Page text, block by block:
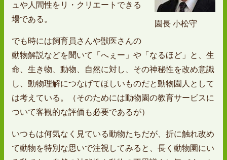
園長 小松守
ュや人間性をリ・クリエートできる
場である。
でも時には飼育員さんや獣医さんの
動物解説などを聞いて「へぇー」や「なるほど」と、生
命、生き物、動物、自然に対し、その神秘性を改め意識
し、動物理解につなげてほしいものだと動物園人として
は考えている。（そのためには動物園の教育サービスに
ついて客観的な評価も必要であるが）
いつもは何気なく見ている動物たちだが、折に触れ改め
て動物を特別な思いで注視してみると、長く動物園にい